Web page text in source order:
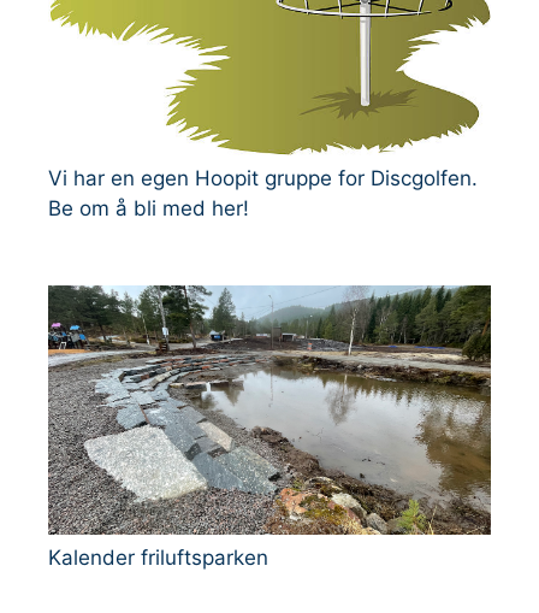
Vi har en egen Hoopit gruppe for Discgolfen.
Be om å bli med her!
Kalender friluftsparken